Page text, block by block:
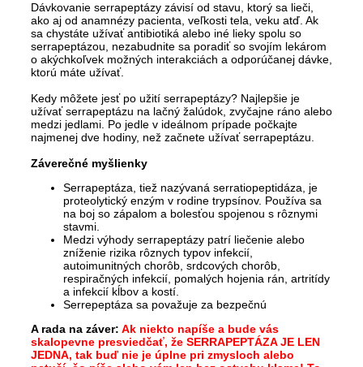
Dávkovanie serrapeptázy závisí od stavu, ktorý sa lieči,
ako aj od anamnézy pacienta, veľkosti tela, veku atď. Ak
sa chystáte užívať antibiotiká alebo iné lieky spolu so
serrapeptázou, nezabudnite sa poradiť so svojím lekárom
o akýchkoľvek možných interakciách a odporúčanej dávke,
ktorú máte užívať.
Kedy môžete jesť po užití serrapeptázy? Najlepšie je
užívať serrapeptázu na lačný žalúdok, zvyčajne ráno alebo
medzi jedlami. Po jedle v ideálnom prípade počkajte
najmenej dve hodiny, než začnete užívať serrapeptázu.
Záverečné myšlienky
Serrapeptáza, tiež nazývaná serratiopeptidáza, je
proteolytický enzým v rodine trypsínov. Používa sa
na boj so zápalom a bolesťou spojenou s rôznymi
stavmi.
Medzi výhody serrapeptázy patrí liečenie alebo
zníženie rizika rôznych typov infekcií,
autoimunitných chorôb, srdcových chorôb,
respiračných infekcií, pomalých hojenia rán, artritídy
a infekcií kĺbov a kostí.
Serrepeptáza sa považuje za bezpečnú
A rada na záver: Ak niekto napíše a bude vás
skalopevne presviedčať, že SERRAPEPTÁZA JE LEN
JEDNA, tak buď nie je úplne pri zmysloch alebo